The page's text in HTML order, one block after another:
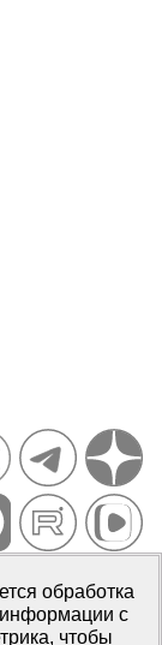
2007–2026
от 14 июля
обработка
с
чтобы